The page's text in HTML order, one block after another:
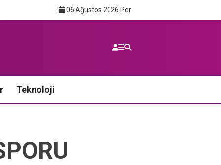
06 Ağustos 2026 Per
Teknoloji